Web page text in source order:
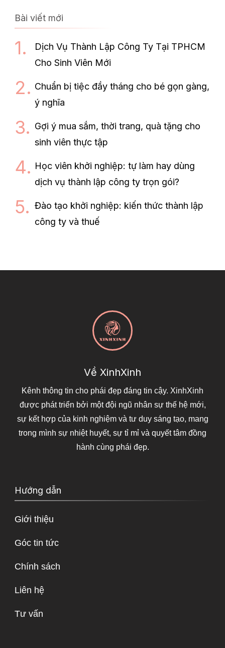
Bài viết mới
Dịch Vụ Thành Lập Công Ty Tại TPHCM
Cho Sinh Viên Mới
Chuẩn bị tiệc đầy tháng cho bé gọn gàng,
ý nghĩa
Gợi ý mua sắm, thời trang, quà tặng cho
sinh viên thực tập
Học viên khởi nghiệp: tự làm hay dùng
dịch vụ thành lập công ty trọn gói?
Đào tạo khởi nghiệp: kiến thức thành lập
công ty và thuế
Về XinhXinh
Kênh thông tin cho phái đẹp đáng tin cậy. XinhXinh
được phát triển bởi một đội ngũ nhân sự thế hệ mới,
sự kết hợp của kinh nghiệm và tư duy sáng tạo, mang
trong mình sự nhiệt huyết, sự tỉ mỉ và quyết tâm đồng
hành cùng phái đẹp.
Hướng dẫn
Giới thiệu
Góc tin tức
Chính sách
Liên hệ
Tư vấn